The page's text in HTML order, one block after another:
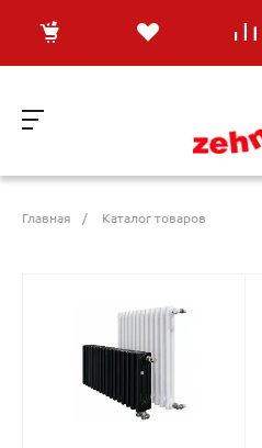
Главная / Каталог товаров